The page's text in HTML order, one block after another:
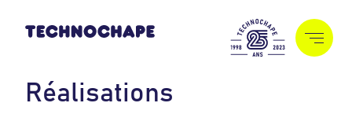
Réalisations